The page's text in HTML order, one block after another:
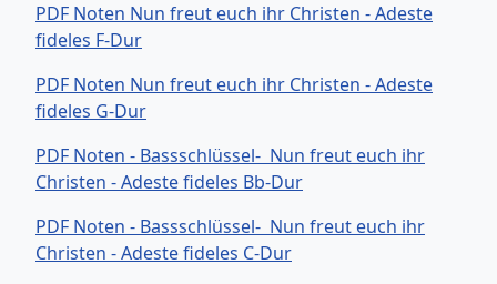
PDF Noten Nun freut euch ihr Christen - Adeste
fideles F-Dur
PDF Noten Nun freut euch ihr Christen - Adeste
fideles G-Dur
PDF Noten - Bassschlüssel- Nun freut euch ihr
Christen - Adeste fideles Bb-Dur
PDF Noten - Bassschlüssel- Nun freut euch ihr
Christen - Adeste fideles C-Dur